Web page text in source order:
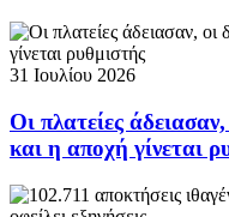
31 Ιουλίου 2026
Οι πλατείες
και η αποχή γίνεται